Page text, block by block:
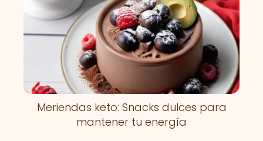
Meriendas keto: Snacks dulces para
mantener tu energía